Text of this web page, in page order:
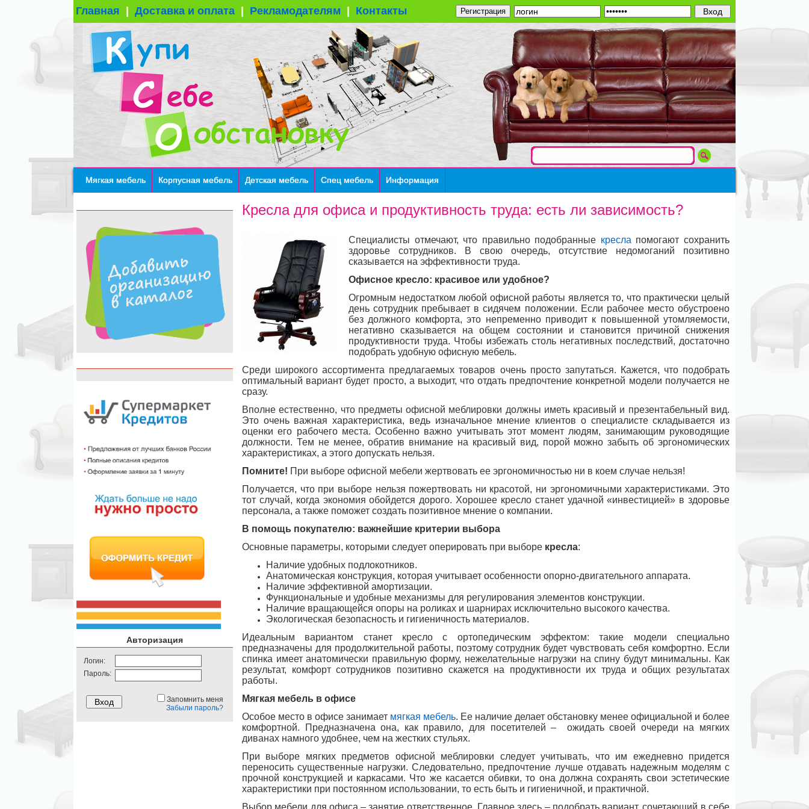
Главная Доставка и оплата Рекламодателям Контакты Регистрация
Мягкая мебель Корпусная мебель Детская мебель Спец мебель Информация
Авторизация
Логин:
Пароль:
Запомнить меня
Забыли пароль?
Кресла для офиса и продуктивность труда: есть ли зависимость?
Специалисты отмечают, что правильно подобранные кресла помогают сохранить
здоровье сотрудников. В свою очередь, отсутствие недомоганий позитивно
сказывается на эффективности труда.
Офисное кресло: красивое или удобное?
Огромным недостатком любой офисной работы является то, что практически целый
день сотрудник пребывает в сидячем положении. Если рабочее место обустроено
без должного комфорта, это непременно приводит к повышенной утомляемости,
негативно сказывается на общем состоянии и становится причиной снижения
продуктивности труда. Чтобы избежать столь негативных последствий, достаточно
подобрать удобную офисную мебель.
Среди широкого ассортимента предлагаемых товаров очень просто запутаться. Кажется, что подобрать
оптимальный вариант будет просто, а выходит, что отдать предпочтение конкретной модели получается не
сразу.
Вполне естественно, что предметы офисной меблировки должны иметь красивый и презентабельный вид.
Это очень важная характеристика, ведь изначальное мнение клиентов о специалисте складывается из
оценки его рабочего места. Особенно важно учитывать этот момент людям, занимающим руководящие
должности. Тем не менее, обратив внимание на красивый вид, порой можно забыть об эргономических
характеристиках, а этого допускать нельзя.
Помните! При выборе офисной мебели жертвовать ее эргономичностью ни в коем случае нельзя!
Получается, что при выборе нельзя пожертвовать ни красотой, ни эргономичными характеристиками. Это
тот случай, когда экономия обойдется дорого. Хорошее кресло станет удачной «инвестицией» в здоровье
персонала, а также поможет создать позитивное мнение о компании.
В помощь покупателю: важнейшие критерии выбора
Основные параметры, которыми следует оперировать при выборе кресла:
Наличие удобных подлокотников.
Анатомическая конструкция, которая учитывает особенности опорно-двигательного аппарата.
Наличие эффективной амортизации.
Функциональные и удобные механизмы для регулирования элементов конструкции.
Наличие вращающейся опоры на роликах и шарнирах исключительно высокого качества.
Экологическая безопасность и гигиеничность материалов.
Идеальным вариантом станет кресло с ортопедическим эффектом: такие модели специально
предназначены для продолжительной работы, поэтому сотрудник будет чувствовать себя комфортно. Если
спинка имеет анатомически правильную форму, нежелательные нагрузки на спину будут минимальны. Как
результат, комфорт сотрудников позитивно скажется на продуктивности их труда и общих результатах
работы.
Мягкая мебель в офисе
Особое место в офисе занимает мягкая мебель. Ее наличие делает обстановку менее официальной и более
комфортной. Предназначена она, как правило, для посетителей – ожидать своей очереди на мягких
диванах намного удобнее, чем на жестких стульях.
При выборе мягких предметов офисной меблировки следует учитывать, что им ежедневно придется
переносить существенные нагрузки. Следовательно, предпочтение лучше отдавать надежным моделям с
прочной конструкцией и каркасами. Что же касается обивки, то она должна сохранять свои эстетические
характеристики при постоянном использовании, то есть быть и гигиеничной, и практичной.
Выбор мебели для офиса – занятие ответственное. Главное здесь – подобрать вариант, сочетающий в себе